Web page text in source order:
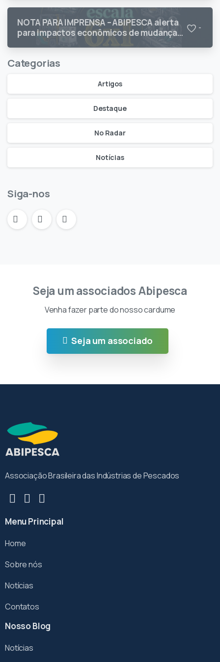
NOTA PARA IMPRENSA – ABIPESCA alerta
para impactos econômicos de mudanças
na jornada de trabalho
-
Categorias
Artigos
Destaque
No Radar
Notícias
Siga-nos
Seja um associados Abipesca
Venha fazer parte do nosso cardume
Seja um associado
Associação Brasileira das Indústrias de Pescados
Menu Principal
Home
Sobre nós
Notícias
Contatos
Nosso Blog
Notícias